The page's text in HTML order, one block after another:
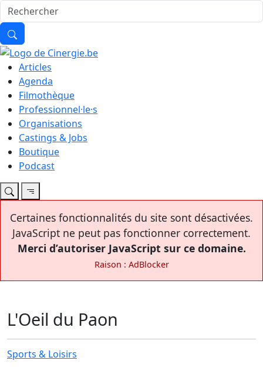
Articles
Agenda
Filmothèque
Professionnel·le·s
Organisations
Castings & Jobs
Boutique
Podcast
Certaines fonctionnalités du site sont désactivées.
JavaScript ne peut pas fonctionner correctement.
Merci d’autoriser JavaScript sur ce domaine.
Raison : AdBlocker
L'Oeil du Paon
Sports & Loisirs